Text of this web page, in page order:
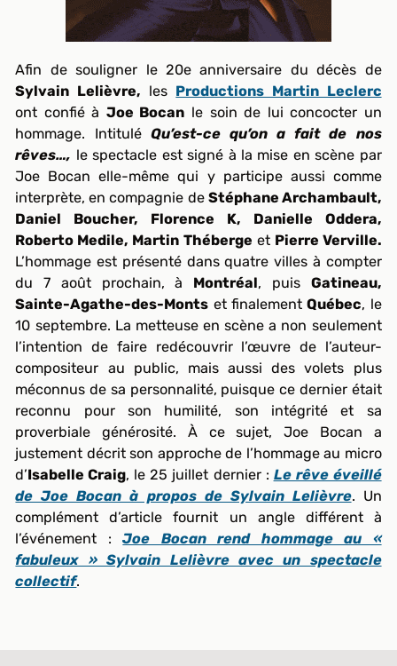
Afin de souligner le 20e anniversaire du décès de
Sylvain Lelièvre, les Productions Martin Leclerc
ont confié à Joe Bocan le soin de lui concocter un
hommage. Intitulé Qu’est-ce qu’on a fait de nos
rêves…, le spectacle est signé à la mise en scène par
Joe Bocan elle-même qui y participe aussi comme
interprète, en compagnie de Stéphane Archambault,
Daniel Boucher, Florence K, Danielle Oddera,
Roberto Medile, Martin Théberge et Pierre Verville.
L’hommage est présenté dans quatre villes à compter
du 7 août prochain, à Montréal, puis Gatineau,
Sainte-Agathe-des-Monts et finalementQuébec, le
10 septembre. La metteuse en scène a non seulement
l’intention de faire redécouvrir l’œuvre de l’auteur-
compositeur au public, mais aussi des volets plus
méconnus de sa personnalité, puisque ce dernier était
reconnu pour son humilité, son intégrité et sa
proverbiale générosité. À ce sujet, Joe Bocan a
justement décrit son approche de l’hommage au micro
d’Isabelle Craig, le 25 juillet dernier : Le rêve éveillé
de Joe Bocan à propos de Sylvain Lelièvre. Un
complément d’article fournit un angle différent à
l’événement :Joe Bocan rend hommage au «
fabuleux » Sylvain Lelièvre avec un spectacle
collectif.